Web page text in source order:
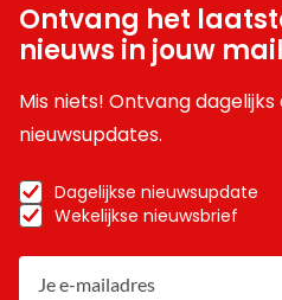
Ontvang het
nieuws in jouw
Mis niets! Ontvang
nieuwsupdates.
Dagelijkse nieuwsupdate
Wekelijkse nieuwsbrief